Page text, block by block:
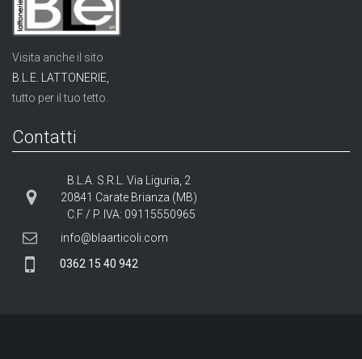
Visita anche il sito
B.L.E. LATTONERIE,
tutto per il tuo tetto.
Contatti
B.L.A. S.R.L. Via Liguria, 2
20841 Carate Brianza (MB)
C.F / P. IVA: 09115550965
info@blaarticoli.com
0362 15 40 942